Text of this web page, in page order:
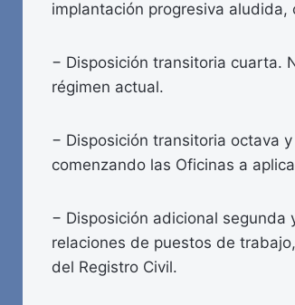
implantación progresiva aludida,
− Disposición transitoria cuarta.
régimen actual.
− Disposición transitoria octava
comenzando las Oficinas a
− Disposición adicional
relaciones de puestos de
del Registro Civil.